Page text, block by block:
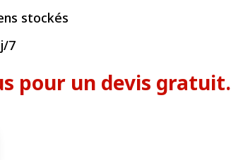
stockés
7
pour un devis gratuit.